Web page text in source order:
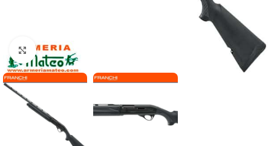
Clic para ampliar